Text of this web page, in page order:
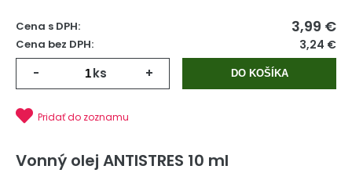
Cena s DPH: 3,99 €
Cena bez DPH: 3,24 €
- ks + DO KOŠÍKA
Pridať do zoznamu
Vonný olej ANTISTRES 10 ml